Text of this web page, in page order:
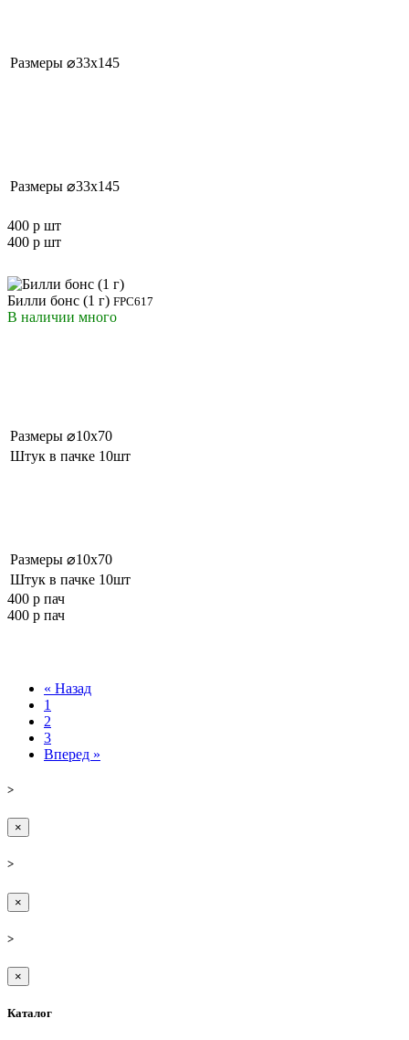
Размеры ⌀33x145
Размеры ⌀33x145
400 р шт
400 р шт
Билли бонс (1 г) FPC617
В наличии много
Размеры ⌀10x70
Штук в пачке 10шт
Размеры ⌀10x70
Штук в пачке 10шт
400 р пач
400 р пач
« Назад
1
2
3
Вперед »
>
×
>
×
>
×
Каталог